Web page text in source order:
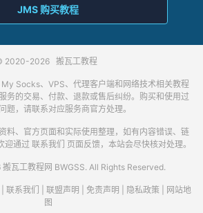
JMS 购买教程
2020-2026 搬瓦工教程
Socks、VPS、代理客户端和网络技术相关教程
务的交易、付款、退款或售后纠纷。购买和使用过
题，请联系对应服务商官方处理。
料、官方页面和实际使用整理，如有内容错误、链
迎通过 联系我们 页面反馈，本站会尽快核对处理。
瓦工教程网 BWGSS. All Rights Reserved.
联系我们 联盟声明 免责声明 隐私政策
网站地
图